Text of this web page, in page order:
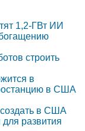
1,2-ГВт ИИ
строить
в
в США
в США
развития